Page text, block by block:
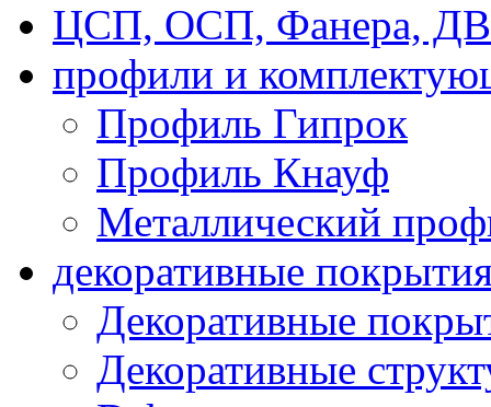
ЦСП, ОСП, Фанера,
профили и
Профиль Гипрок
Профиль Кнауф
Металлический
декоративные
Декоративные
Декоративные